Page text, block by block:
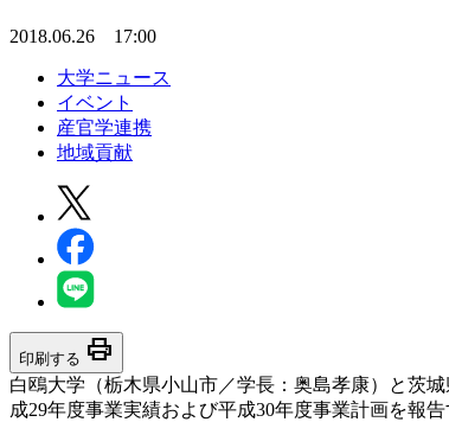
2018.06.26 17:00
大学ニュース
イベント
産官学連携
地域貢献
印刷する print
白鴎大学（栃木県小山市／学長：奥島孝康）と茨
成29年度事業実績および平成30年度事業計画を報